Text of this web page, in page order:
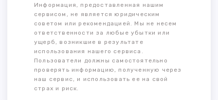
Информация, предоставленная нашим
сервисом, не является юридическим
советом или рекомендацией. Мы не несем
ответственности за любые убытки или
ущерб, возникшие в результате
использования нашего сервиса.
Пользователи должны самостоятельно
проверять информацию, полученную через
наш сервис, и использовать ее на свой
страх и риск.